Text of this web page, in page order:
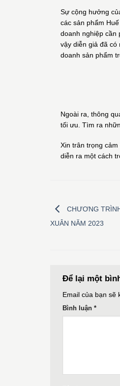
Sự cộng hưởng
các sản phẩm
doanh nghiệp cần
vậy diễn giả đã
doanh sản phẩm
Ngoài ra, thông
tối ưu. Tìm ra
Xin trân trọng
diễn ra một cách
CHƯƠNG
XUÂN NĂM 2023
Để lại một
Email của bạn sẽ
Bình luận *